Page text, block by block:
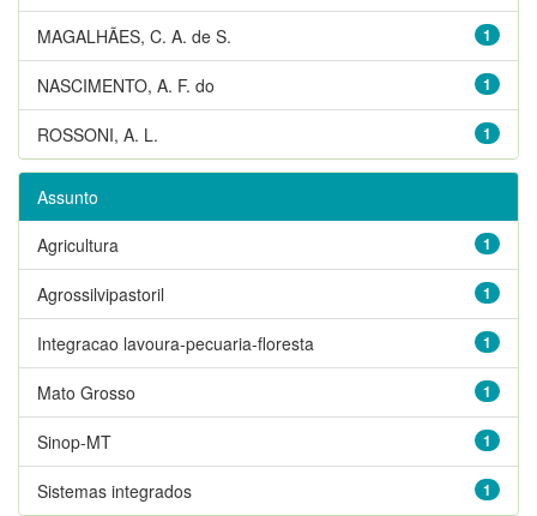
1
MAGALHÃES, C. A. de S.
1
NASCIMENTO, A. F. do
1
ROSSONI, A. L.
Assunto
1
Agricultura
1
Agrossilvipastoril
1
Integracao lavoura-pecuaria-floresta
1
Mato Grosso
1
Sinop-MT
1
Sistemas integrados